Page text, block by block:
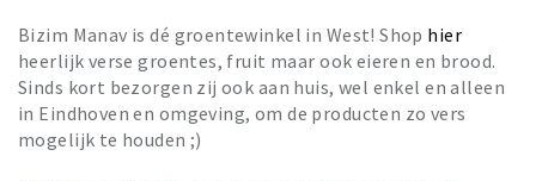
Bizim Manav is dé groentewinkel in West! Shop hier
heerlijk verse groentes, fruit maar ook eieren en brood.
Sinds kort bezorgen zij ook aan huis, wel enkel en alleen
in Eindhoven en omgeving, om de producten zo vers
mogelijk te houden ;)